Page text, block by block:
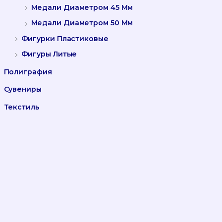
Медали Диаметром 45 Мм
Медали Диаметром 50 Мм
Фигурки Пластиковые
Фигуры Литые
Полиграфия
Сувениры
Текстиль